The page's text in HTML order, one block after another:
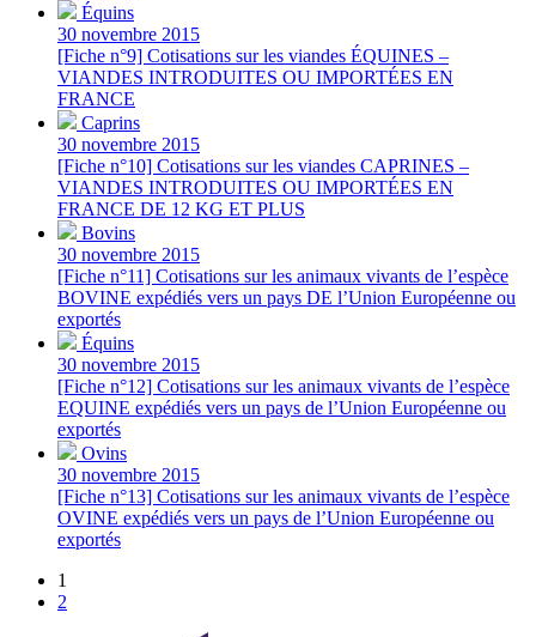
Équins
30 novembre 2015
[Fiche n°9] Cotisations sur les viandes ÉQUINES –
VIANDES INTRODUITES OU IMPORTÉES EN
FRANCE
Caprins
30 novembre 2015
[Fiche n°10] Cotisations sur les viandes CAPRINES –
VIANDES INTRODUITES OU IMPORTÉES EN
FRANCE DE 12 KG ET PLUS
Bovins
30 novembre 2015
[Fiche n°11] Cotisations sur les animaux vivants de l’espèce
BOVINE expédiés vers un pays DE l’Union Européenne ou
exportés
Équins
30 novembre 2015
[Fiche n°12] Cotisations sur les animaux vivants de l’espèce
EQUINE expédiés vers un pays de l’Union Européenne ou
exportés
Ovins
30 novembre 2015
[Fiche n°13] Cotisations sur les animaux vivants de l’espèce
OVINE expédiés vers un pays de l’Union Européenne ou
exportés
1
2